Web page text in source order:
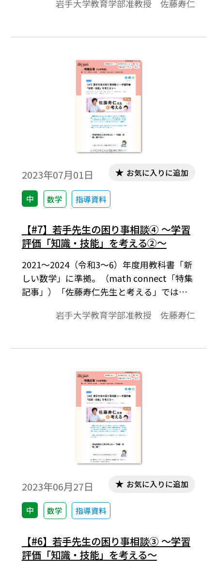
どについて、連載していきます。現場の先生
取りにくいところかと思います。少しお時間
ませんか。（佐藤寿仁）今回も引き続き、
若手の先生からいただいた困り事「学習評
価」について、考えてみたいと思います。
岩手大学教育学部准教授 佐藤寿仁
2023年07月01日
中 数学 指導資料
お気に入りに追加
【#7】若手先生の困り事相談➃ ～学習
評価「知識・技能」を考える②～
2021～2024（令和3～6）年度用教科書「新
しい数学」に準拠。（math connect「特集
記事」）「佐藤寿仁先生と考える」では、
どについて、連載していきます。現場の先生
取りにくいところかと思います。少しお時間
ませんか。（佐藤寿仁）今回も前回に引き
続き、若手の先生からいただいた困り事の
「学習評価」について、考えてみたいと思
岩手大学教育学部准教授 佐藤寿仁
2023年06月27日
中 数学 指導資料
お気に入りに追加
【#6】若手先生の困り事相談③ ～学習
評価「知識・技能」を考える～